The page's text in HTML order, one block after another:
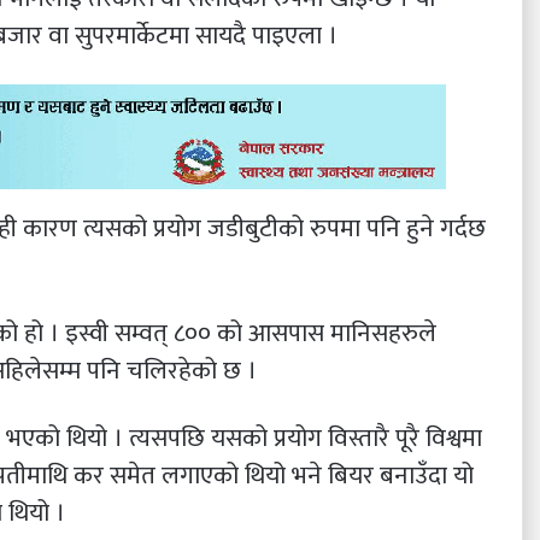
वा सुपरमार्केटमा सायदै पाइएला ।
त्यसको प्रयोग जडीबुटीको रुपमा पनि हुने गर्दछ
हो । इस्वी सम्वत् ८०० को आसपास मानिसहरुले
पनि चलिरहेको छ ।
थियो । त्यसपछि यसको प्रयोग विस्तारै पूरै विश्वमा
कर समेत लगाएको थियो भने बियर बनाउँदा यो
।